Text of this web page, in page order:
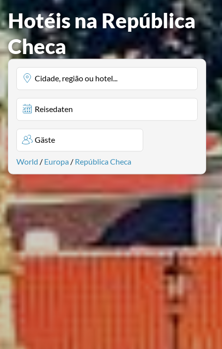
Hotéis na República
Checa
Cidade, região ou hotel...
Reisedaten
Gäste
World / Europa / República Checa